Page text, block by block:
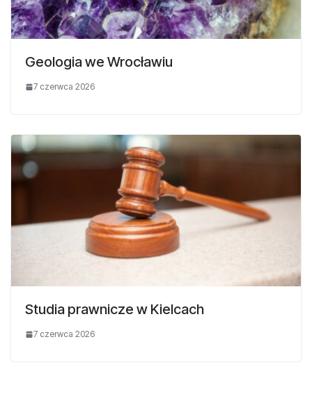
Geologia we Wrocławiu
7 czerwca 2026
Studia prawnicze w Kielcach
7 czerwca 2026